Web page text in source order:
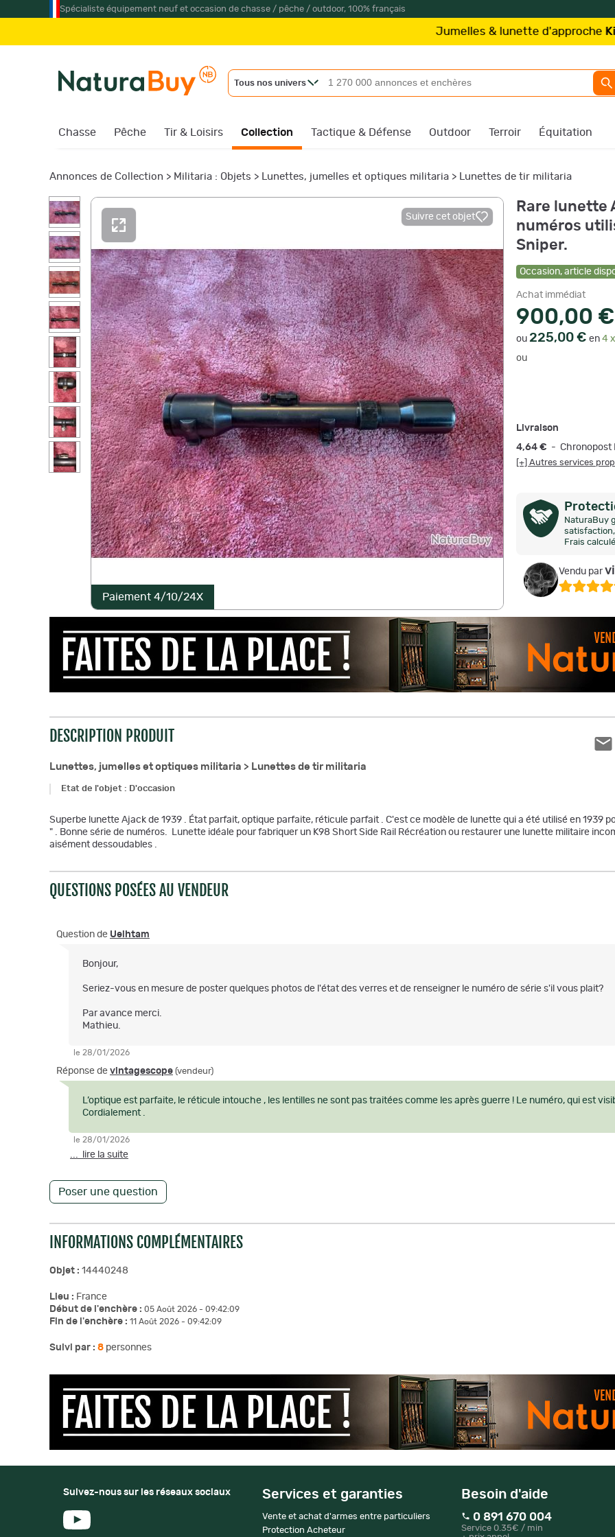
Spécialiste équipement neuf et occasion de chasse / pêche / outdoor, 100% français
Jumelles & lunette d'approcheKite
Tous nos univers
Chasse Pêche Tir & Loisirs Collection Tactique & Défense Outdoor Terroir Équitation
Annonces de Collection > Militaria : Objets > Lunettes, jumelles et optiques militaria > Lunettes de tir militaria
Paiement 4/10/24X
Suivre cet objet
Rare lunette
numéros
Sniper.
Occasion, article
Achat immédiat
900,00 €
ou 225,00 € en 4
ou
Livraison
4,64 € - Chronopost
[+] Autres services
NaturaBuy
Frais
Vendu par
DESCRIPTION PRODUIT
Lunettes, jumelles et optiques militaria > Lunettes de tir militaria
Etat de l'objet : D'occasion
Superbe lunette Ajack de 1939 . État parfait, optique parfaite, réticule parfait . C'est ce modèle de lunette qui a été utilisé en 1939
" . Bonne série de numéros. Lunette idéale pour fabriquer un K98 Short Side Rail Récréation ou restaurer une lunette militaire
aisément dessoudables .
QUESTIONS POSÉES AU VENDEUR
Question de Ueihtam
Bonjour,
Seriez-vous en mesure de poster quelques photos de l'état des verres et de renseigner le numéro de série s'il vous plait?
Par avance merci.
Mathieu.
le 28/01/2026
Réponse de vintagescope (vendeur)
L’optique est parfaite, le réticule intouche , les lentilles ne sont pas traitées comme les après guerre ! Le numéro, qui est
Cordialement .
le 28/01/2026
... lire la suite
Poser une question
INFORMATIONS COMPLÉMENTAIRES
Objet : 14440248
Lieu : France
Début de l'enchère : 05 Août 2026 - 09:42:09
Fin de l'enchère : 11 Août 2026 - 09:42:09
Suivi par : 8 personnes
Suivez-nous sur les réseaux sociaux Services et garanties
Vente et achat d'armes entre particuliers
Protection Acheteur
Besoin d'aide
0 891 670 004
Service 0.35€ / min